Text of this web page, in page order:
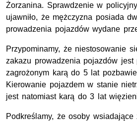
Żorzanina. Sprawdzenie w
ujawniło, że mężczyzna posiada
prowadzenia pojazdów wydane
Przypominamy, że niestosowanie
zakazu prowadzenia pojazdów jest
zagrożonym karą do 5 lat
Kierowanie pojazdem w stanie
jest natomiast karą do 3 lat
Podkreślamy, że osoby